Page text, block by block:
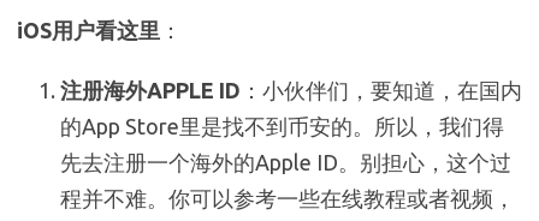
iOS用户看这里 ：
注册海外APPLE ID ：小伙伴们，要知道，在国内
的App Store里是找不到币安的。所以，我们得
先去注册一个海外的Apple ID。别担心，这个过
程并不难。你可以参考一些在线教程或者视频，